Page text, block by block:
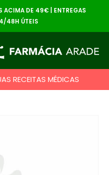
ACIMA DE 49€ | ENTREGAS
48H ÚTEIS
RECEITAS MÉDICAS